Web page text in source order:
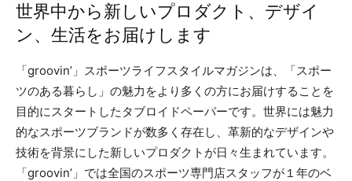
世界中から新しいプロダクト、デザイ
ン、生活をお届けします
「groovin’」スポーツライフスタイルマガジンは、「スポー
ツのある暮らし」の魅力をより多くの方にお届けすることを
目的にスタートしたタブロイドペーパーです。世界には魅力
的なスポーツブランドが数多く存在し、革新的なデザインや
技術を背景にした新しいプロダクトが日々生まれています。
「groovin’」では全国のスポーツ専門店スタッフが１年のベ